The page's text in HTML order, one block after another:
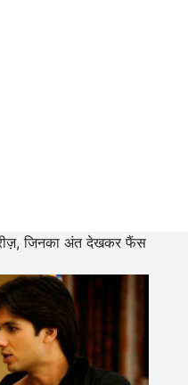
जिनका अंत देखकर फैंस